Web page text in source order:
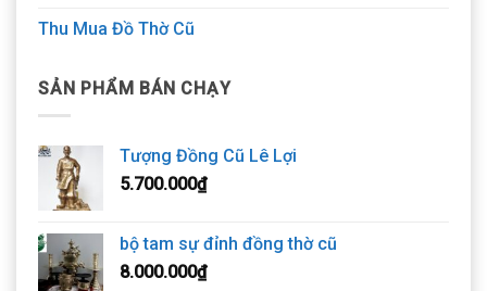
Thu Mua Đồ Thờ Cũ
SẢN PHẨM BÁN CHẠY
Tượng Đồng Cũ Lê Lợi
5.700.000₫
bộ tam sự đỉnh đồng thờ cũ
8.000.000₫